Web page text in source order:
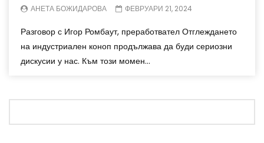
АНЕТА БОЖИДАРОВА ФЕВРУАРИ 21, 2024
Разговор с Игор Ромбаут, преработвател Отглеждането
на индустриален коноп продължава да буди сериозни
дискусии у нас. Към този момен...